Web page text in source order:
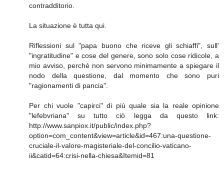
contradditorio.
La situazione è tutta qui.
Riflessioni sul "papa buono che riceve gli schiaffi", sull'
"ingratitudine" e cose del genere, sono solo cose ridicole, a
mio avviso, perché non servono minimamente a spiegare il
nodo della questione, dal momento che sono puri
"ragionamenti di pancia".
Per chi vuole "capirci" di più quale sia la reale opinione
"lefebvriana" su tutto ciò legga da questo link:
http://www.sanpiox.it/public/index.php?
option=com_content&view=article&id=467:una-questione-
cruciale-il-valore-magisteriale-del-concilio-vaticano-
ii&catid=64:crisi-nella-chiesa&Itemid=81